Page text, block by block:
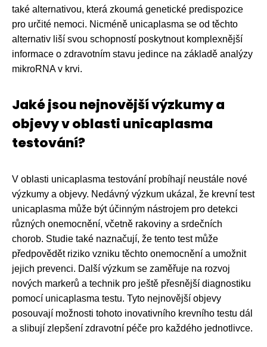
také alternativou, která zkoumá genetické predispozice
pro určité nemoci. Nicméně unicaplasma se od těchto
alternativ liší svou schopností poskytnout komplexnější
informace o zdravotním stavu jedince na základě analýzy
mikroRNA v krvi.
Jaké jsou nejnovější výzkumy a
objevy v oblasti unicaplasma
testování?
V oblasti unicaplasma testování probíhají neustále nové
výzkumy a objevy. Nedávný výzkum ukázal, že krevní test
unicaplasma může být účinným nástrojem pro detekci
různých onemocnění, včetně rakoviny a srdečních
chorob. Studie také naznačují, že tento test může
předpovědět riziko vzniku těchto onemocnění a umožnit
jejich prevenci. Další výzkum se zaměřuje na rozvoj
nových markerů a technik pro ještě přesnější diagnostiku
pomocí unicaplasma testu. Tyto nejnovější objevy
posouvají možnosti tohoto inovativního krevního testu dál
a slibují zlepšení zdravotní péče pro každého jednotlivce.